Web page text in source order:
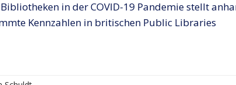
in der COVID-19 Pandemie stellt
Kennzahlen in britischen Public Libraries